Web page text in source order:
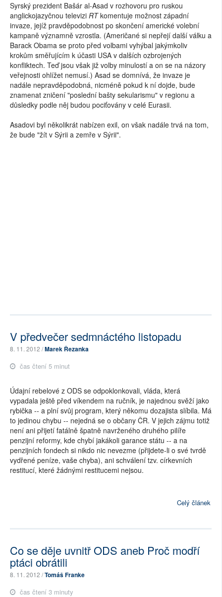
Syrský prezident Bašár al-Asad v rozhovoru pro ruskou
anglickojazyčnou televizi RTkomentuje možnost západní
invaze, jejíž pravděpodobnost po skončení americké volební
kampaně významně vzrostla. (Američané si nepřejí další válku a
Barack Obama se proto před volbami vyhýbal jakýmkoliv
krokům směřujícím k účasti USA v dalších ozbrojených
konfliktech. Teď jsou však již volby minulostí a on se na názory
veřejnosti ohlížet nemusí.) Asad se domnívá, že invaze je
nadále nepravděpodobná, nicméně pokud k ní dojde, bude
znamenat zničení "poslední bašty sekularismu" v regionu a
důsledky podle něj budou pociťovány v celé Eurasii.
Asadovi byl několikrát nabízen exil, on však nadále trvá na tom,
že bude "žít v Sýrii a zemře v Sýrii".
V předvečer sedmnáctého listopadu
8. 11. 2012 /Marek Řezanka
čas čtení 5 minut
Údajní rebelové z ODS se odpoklonkovali, vláda, která
vypadala ještě před víkendem na ručník, je najednou svěží jako
rybička -- a plní svůj program, který někomu dozajista slíbila. Má
to jedinou chybu -- nejedná se o občany ČR. V jejich zájmu totiž
není ani přijetí fatálně špatně navrženého druhého pilíře
penzijní reformy, kde chybí jakákoli garance státu -- a na
penzijních fondech si nikdo nic nevezme (přijdete-li o své tvrdě
vydřené peníze, vaše chyba), ani schválení tzv. církevních
restitucí, které žádnými restitucemi nejsou.
Celý článek
Co se děje uvnitř ODS aneb Proč modří
ptáci obrátili
8. 11. 2012 /Tomáš Franke
čas čtení 3 minuty